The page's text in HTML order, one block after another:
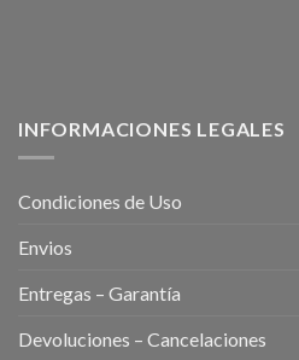
INFORMACIONES LEGALES
Condiciones de Uso
Envios
Entregas – Garantía
Devoluciones – Cancelaciones